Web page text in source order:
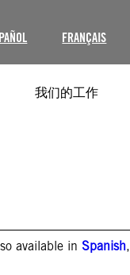
FRANÇAIS
我们的工作
available inSpanish,